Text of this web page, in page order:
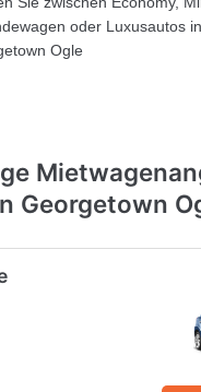
oder Luxusautos
Ogle
Georgetown